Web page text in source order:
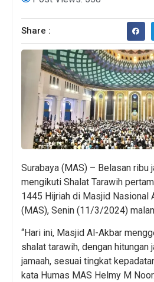
Share :
Surabaya (MAS) – Belasan ribu
mengikuti Shalat Tarawih
1445 Hijriah di Masjid Nasional
(MAS), Senin (11/3/2024)
“Hari ini, Masjid Al-Akbar
shalat tarawih, dengan hitungan
jamaah, sesuai tingkat
kata Humas MAS Helmy M Noor.